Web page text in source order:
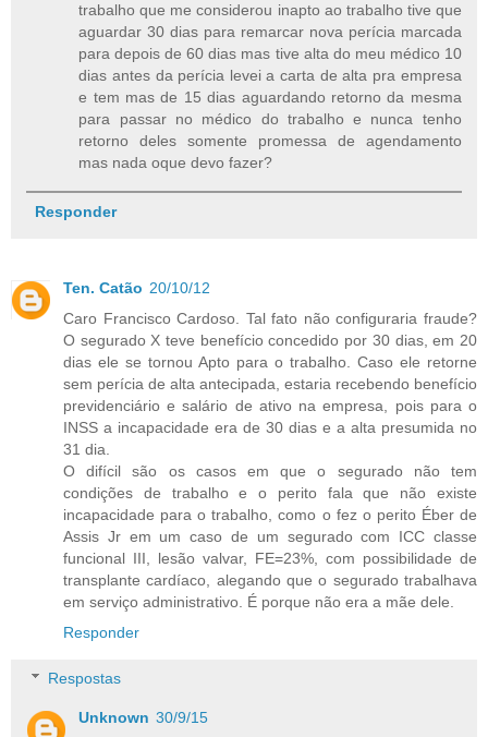
trabalho que me considerou inapto ao trabalho tive que
aguardar 30 dias para remarcar nova perícia marcada
para depois de 60 dias mas tive alta do meu médico 10
dias antes da perícia levei a carta de alta pra empresa
e tem mas de 15 dias aguardando retorno da mesma
para passar no médico do trabalho e nunca tenho
retorno deles somente promessa de agendamento
mas nada oque devo fazer?
Responder
Ten. Catão 20/10/12
Caro Francisco Cardoso. Tal fato não configuraria fraude?
O segurado X teve benefício concedido por 30 dias, em 20
dias ele se tornou Apto para o trabalho. Caso ele retorne
sem perícia de alta antecipada, estaria recebendo benefício
previdenciário e salário de ativo na empresa, pois para o
INSS a incapacidade era de 30 dias e a alta presumida no
31 dia.
O difícil são os casos em que o segurado não tem
condições de trabalho e o perito fala que não existe
incapacidade para o trabalho, como o fez o perito Éber de
Assis Jr em um caso de um segurado com ICC classe
funcional III, lesão valvar, FE=23%, com possibilidade de
transplante cardíaco, alegando que o segurado trabalhava
em serviço administrativo. É porque não era a mãe dele.
Responder
Respostas
Unknown 30/9/15